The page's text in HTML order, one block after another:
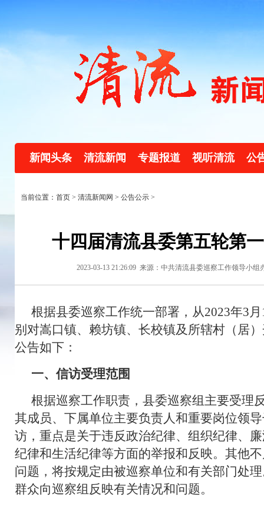
新闻头条 清流新闻 专题报道 视听清流 公
当前位置：首页 > 清流新闻网 > 公告公示 >
十四届清流县委第五轮第
2023-03-13 21:26:09 来源：中共清流县委巡察工作领导小组
根据县委巡察工作统一部署，从2023年3
别对嵩口镇、赖坊镇、长校镇及所辖村（居
公告如下：
一、信访受理范围
根据巡察工作职责，县委巡察组主要受理
其成员、下属单位主要负责人和重要岗位领
访，重点是关于违反政治纪律、组织纪律、
纪律和生活纪律等方面的举报和反映。其他
问题，将按规定由被巡察单位和有关部门处
群众向巡察组反映有关情况和问题。